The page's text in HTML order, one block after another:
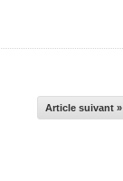
Article suivant »